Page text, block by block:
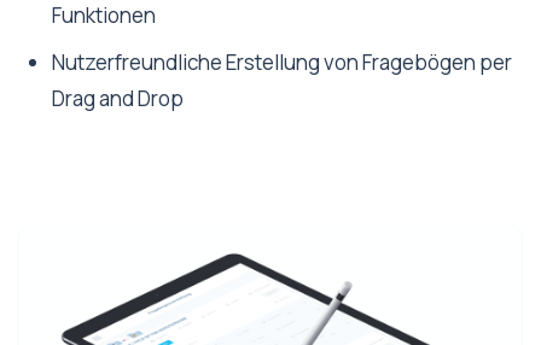
Funktionen
Nutzerfreundliche Erstellung von Fragebögen per
Drag and Drop